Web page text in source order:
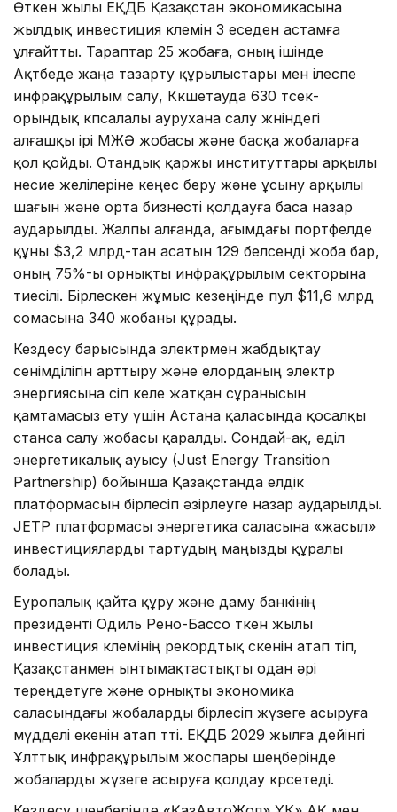
Өткен жылы ЕҚДБ Қазақстан экономикасына
жылдық инвестиция көлемін 3 еседен астамға
ұлғайтты. Тараптар 25 жобаға, оның ішінде
Ақтөбеде жаңа тазарту құрылыстары мен ілеспе
инфрақұрылым салу, Көкшетауда 630 төсек-
орындық көпсалалы аурухана салу жөніндегі
алғашқы ірі МЖӘ жобасы және басқа жобаларға
қол қойды. Отандық қаржы институттары арқылы
несие желілеріне кеңес беру және ұсыну арқылы
шағын және орта бизнесті қолдауға баса назар
аударылды. Жалпы алғанда, ағымдағы портфелде
құны $3,2 млрд-тан асатын 129 белсенді жоба бар,
оның 75%-ы орнықты инфрақұрылым секторына
тиесілі. Бірлескен жұмыс кезеңінде пул $11,6 млрд
сомасына 340 жобаны құрады.
Кездесу барысында электрмен жабдықтау
сенімділігін арттыру және елорданың электр
энергиясына өсіп келе жатқан сұранысын
қамтамасыз ету үшін Астана қаласында қосалқы
станса салу жобасы қаралды. Сондай-ақ, әділ
энергетикалық ауысу (Just Energy Transition
Partnership) бойынша Қазақстанда елдік
платформасын бірлесіп әзірлеуге назар аударылды.
JETP платформасы энергетика саласына «жасыл»
инвестицияларды тартудың маңызды құралы
болады.
Еуропалық қайта құру және даму банкінің
президенті Одиль Рено-Бассо өткен жылы
инвестиция көлемінің рекордтық өскенін атап өтіп,
Қазақстанмен ынтымақтастықты одан әрі
тереңдетуге және орнықты экономика
саласындағы жобаларды бірлесіп жүзеге асыруға
мүдделі екенін атап өтті. ЕҚДБ 2029 жылға дейінгі
Ұлттық инфрақұрылым жоспары шеңберінде
жобаларды жүзеге асыруға қолдау көрсетеді.